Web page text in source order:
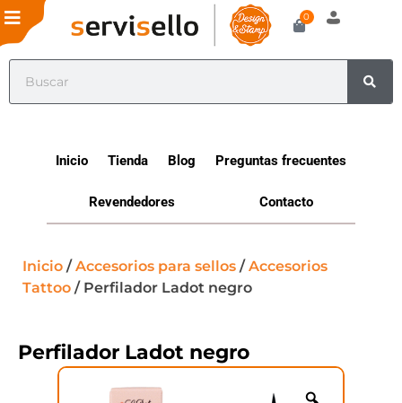
0
Inicio Tienda Blog Preguntas frecuentes
Revendedores Contacto
Inicio /Accesorios para sellos /Accesorios
Tattoo / Perfilador Ladot negro
Perfilador Ladot negro